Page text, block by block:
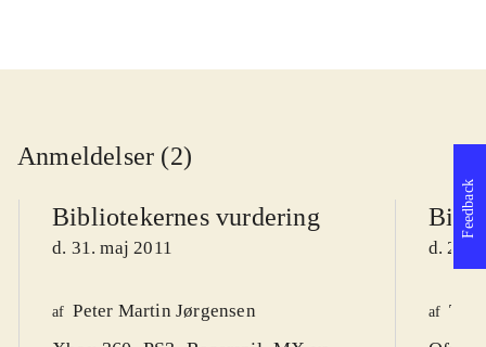
Anmeldelser (2)
Bibliotekernes vurdering
d. 31. maj 2011
af Peter Martin Jørgensen
d. 24.
af
Feedback